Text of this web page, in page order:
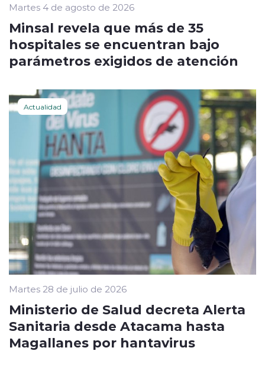
Martes 4 de agosto de 2026
Minsal revela que más de 35
hospitales se encuentran bajo
parámetros exigidos de atención
Actualidad
Martes 28 de julio de 2026
Ministerio de Salud decreta Alerta
Sanitaria desde Atacama hasta
Magallanes por hantavirus